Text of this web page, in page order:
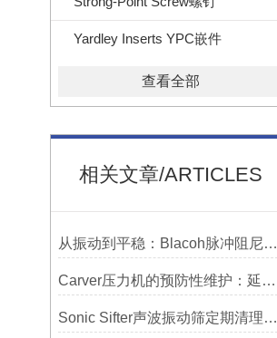
Yardley Inserts YPC嵌件
查看全部
相关文章/ARTICLES
从振动到平稳：Blacoh脉冲阻尼器在泵系统中的应用
Carver压力机的预防性维护：延长使用寿命的技巧
Sonic Sifter声波振动筛定期清理的重要性